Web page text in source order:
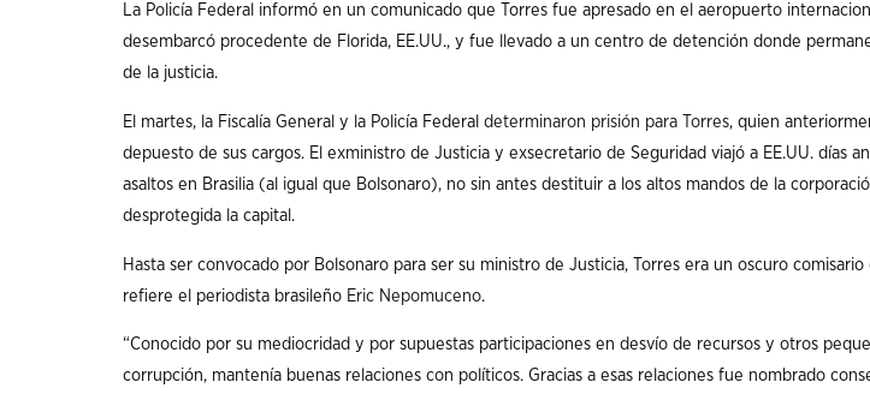
La Policía Federal informó en un comunicado que Torres fue apresado en el aeropuerto
desembarcó procedente de Florida, EE.UU., y fue llevado a un centro de detención donde
de la justicia.
El martes, la Fiscalía General y la Policía Federal determinaron prisión para Torres, quien
depuesto de sus cargos. El exministro de Justicia y exsecretario de Seguridad viajó a EE.UU. días
asaltos en Brasilia (al igual que Bolsonaro), no sin antes destituir a los altos mandos de la
desprotegida la capital.
Hasta ser convocado por Bolsonaro para ser su ministro de Justicia, Torres era un oscuro comisario
refiere el periodista brasileño Eric Nepomuceno.
“Conocido por su mediocridad y por supuestas participaciones en desvío de recursos y otros
corrupción, mantenía buenas relaciones con políticos. Gracias a esas relaciones fue nombrado